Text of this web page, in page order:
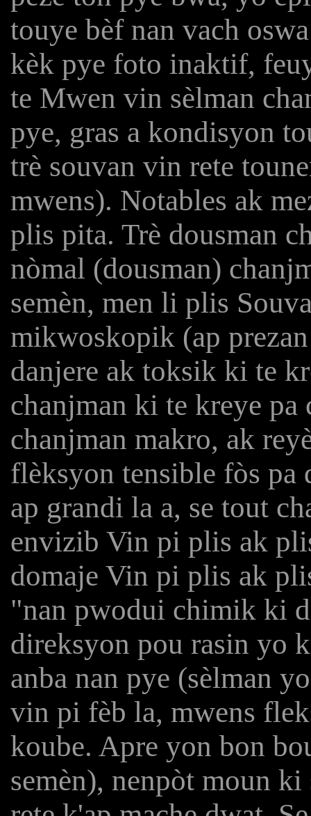
touye bèf nan vach
kèk pye foto inaktif,
te Mwen vin sèlman
pye, gras a kondisyon
trè souvan vin rete
mwens). Notables ak
plis pita. Trè dousman
nòmal (dousman)
semèn, men li plis
mikwoskopik (ap
danjere ak toksik ki te
chanjman ki te kreye
chanjman makro, ak
flèksyon tensible fòs pa
ap grandi la a, se tout
envizib Vin pi plis ak
domaje Vin pi plis ak
"nan pwodui chimik ki
direksyon pou rasin yo
anba nan pye (sèlman
vin pi fèb la, mwens
koube. Apre yon bon
semèn), nenpòt moun